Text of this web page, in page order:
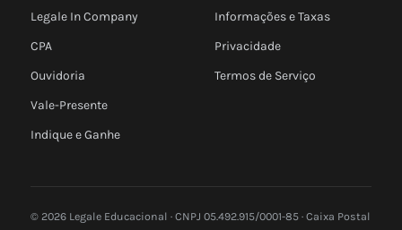
Legale In Company
CPA
Ouvidoria
Vale-Presente
Indique e Ganhe
Informações e Taxas
Privacidade
Termos de Serviço
© 2026 Legale Educacional · CNPJ 05.492.915/0001-85 · Caixa Postal